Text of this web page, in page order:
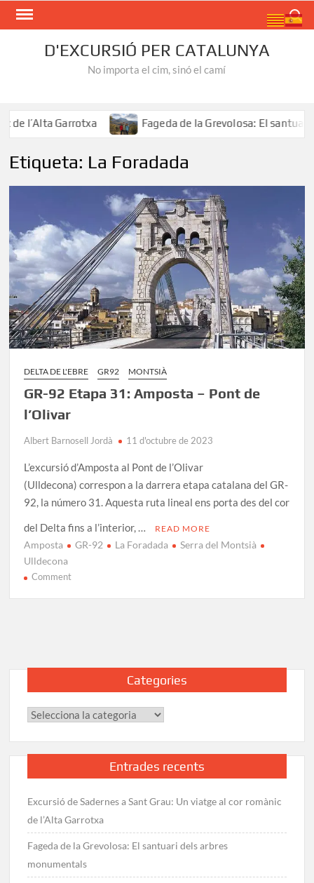
Skip
D'EXCURSIÓ PER CATALUNYA
No importa el cim, sinó el camí
l’Alta Garrotxa Fageda de la Grevolosa: El santuari
Etiqueta: La Foradada
DELTA DE L'EBRE GR92 MONTSIÀ
GR-92 Etapa 31: Amposta – Pont de
l’Olivar
Albert Barnosell Jordà 11 d'octubre de 2023
L’excursió d’Amposta al Pont de l’Olivar
(Ulldecona) correspon a la darrera etapa catalana del GR-
92, la número 31. Aquesta ruta lineal ens porta des del cor
del Delta fins a l’interior, …
READ MORE
Amposta GR-92 La Foradada
Serra del Montsià
Ulldecona
Commenton
–
l’Olivar
Categories
Categories
Entrades recents
Excursió de Sadernes a Sant Grau: Un viatge al cor romànic
de l’Alta Garrotxa
Fageda de la Grevolosa: El santuari dels arbres
monumentals